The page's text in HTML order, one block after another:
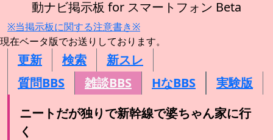
動ナビ掲示板 for スマートフォン Beta
※当掲示板に関する注意書き※
現在ベータ版でお送りしております。
更新 検索
新スレ
質問BBS
雑談BBS HなBBS
実験版
ニートだが独りで新幹線で婆ちゃん家に行
く